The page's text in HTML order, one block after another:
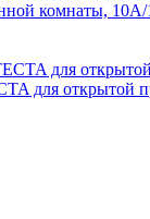
комнаты,
для открытой